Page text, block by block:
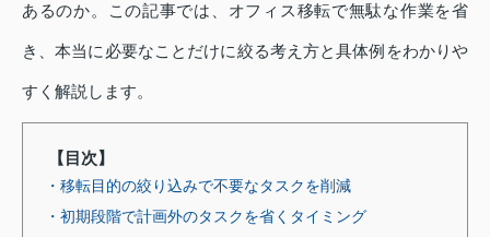
あるのか。この記事では、オフィス移転で無駄な作業を省
き、本当に必要なことだけに絞る考え方と具体例をわかりや
すく解説します。
【目次】
・移転目的の絞り込みで不要なタスクを削減
・初期段階で計画外のタスクを省くタイミング